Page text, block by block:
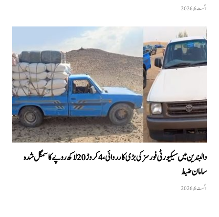
اگست 6, 2026
دالبندین میں سیکیورٹی فورسز کی بڑی کارروائی، 4 کروڑ 20 لاکھ روپے کا سمگل شدہ
سامان ضبط
اگست 6, 2026